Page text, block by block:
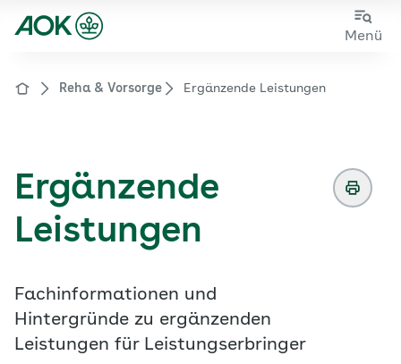
Zum
Zur
Menü
Zur Startseite von der Website aok.de/gp
Reha & Vorsorge Ergänzende Leistungen
Ergänzende
Leistungen
Fachinformationen und
Hintergründe zu ergänzenden
Leistungen für Leistungserbringer